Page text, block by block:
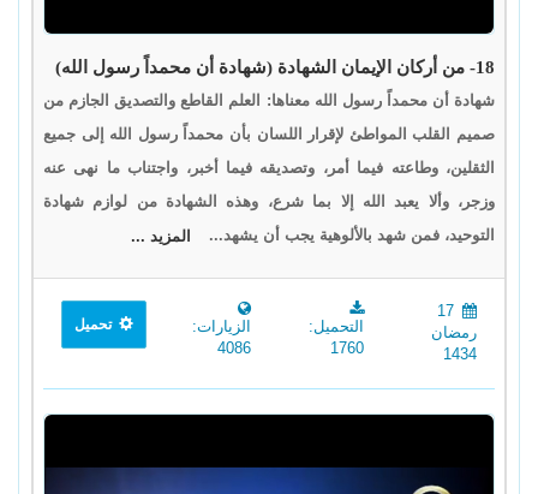
18- من أركان الإيمان الشهادة (شهادة أن محمداً رسول الله)
شهادة أن محمداً رسول الله معناها: العلم القاطع والتصديق الجازم من
صميم القلب المواطئ لإقرار اللسان بأن محمداً رسول الله إلى جميع
الثقلين، وطاعته فيما أمر، وتصديقه فيما أخبر، واجتناب ما نهى عنه
وزجر، وألا يعبد الله إلا بما شرع، وهذه الشهادة من لوازم شهادة
التوحيد، فمن شهد بالألوهية يجب أن يشهد...
المزيد ...
17
رمضان
1434
التحميل:
1760
الزيارات:
4086
تحميل